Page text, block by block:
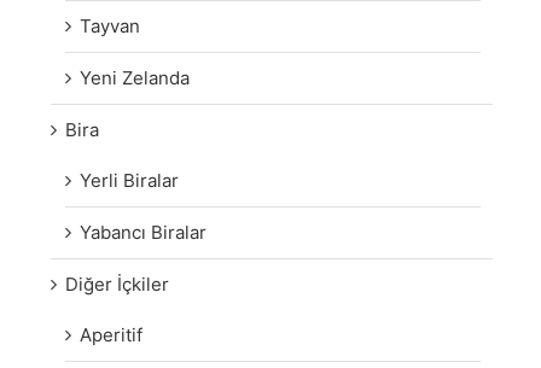
Tayvan
Yeni Zelanda
Bira
Yerli Biralar
Yabancı Biralar
Diğer İçkiler
Aperitif